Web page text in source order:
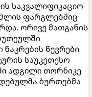
საკვალიფიკაციო
ფარგლებშიც
ორივე მათგანის
წევრები
საუკეთესო
ადგილი თორნიკე
ბურთებმა